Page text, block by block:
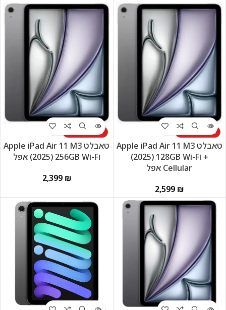
לא זמין במלאי
טאבלט Apple iPad Air 11 M3
(2025) 128GB Wi-Fi +‎
Cellular אפל
₪
לא זמין במלאי
טאבלט Apple iPad Air 11 M3
(2025) 256GB Wi-Fi אפל
₪